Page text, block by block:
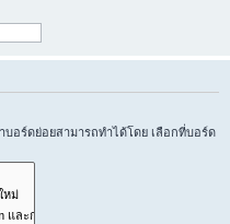
อร์ดย่อยสามารถทำได้โดย เลือกที่บอร์ด